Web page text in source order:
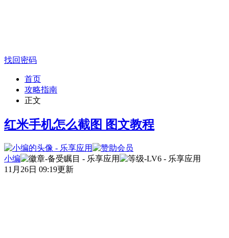
找回密码
首页
攻略指南
正文
红米手机怎么截图 图文教程
小编
11月26日 09:19更新